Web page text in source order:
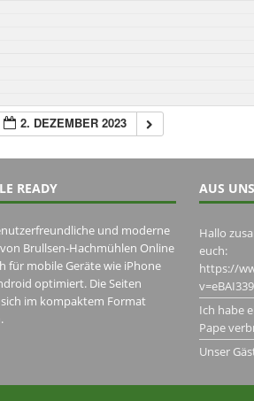
2. DEZEMBER 2023
READY
und moderne
Brullsen-Hachmühlen Online
für mobile Geräte wie iPhone
optimiert. Die Seiten
sich im kompaktem Format
AUS
Hallo
euch:
https://
Ich habe
Pape
Unser